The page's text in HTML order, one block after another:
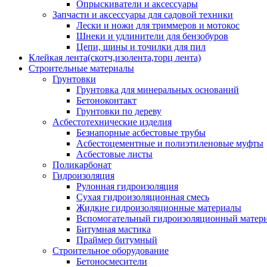
Опрыскиватели и аксессуары
Запчасти и аксессуары для садовой техники
Лески и ножи для триммеров и мотокос
Шнеки и удлинители для бензобуров
Цепи, шины и точилки для пил
Клейкая лента(скотч,изолента,торц лента)
Строительные материалы
Грунтовки
Грунтовка для минеральных оснований
Бетоноконтакт
Грунтовки по дереву
Асбестотехнические изделия
Безнапорные асбестовые трубы
Асбестоцементные и полиэтиленовые муфты
Асбестовые листы
Поликарбонат
Гидроизоляция
Рулонная гидроизоляция
Сухая гидроизоляционная смесь
Жидкие гидроизоляционные материалы
Вспомогательный гидроизоляционный
Битумная мастика
Праймер битумный
Строительное оборудование
Бетоносмесители